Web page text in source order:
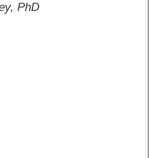
PhD